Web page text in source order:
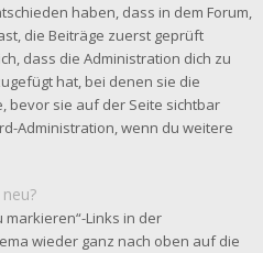
haben, dass in dem Forum,
die Beiträge zuerst geprüft
dass die Administration dich zu
hat, bei denen sie die
bevor sie auf der Seite sichtbar
Administration, wenn du weitere
markieren“-Links in der
wieder ganz nach oben auf die